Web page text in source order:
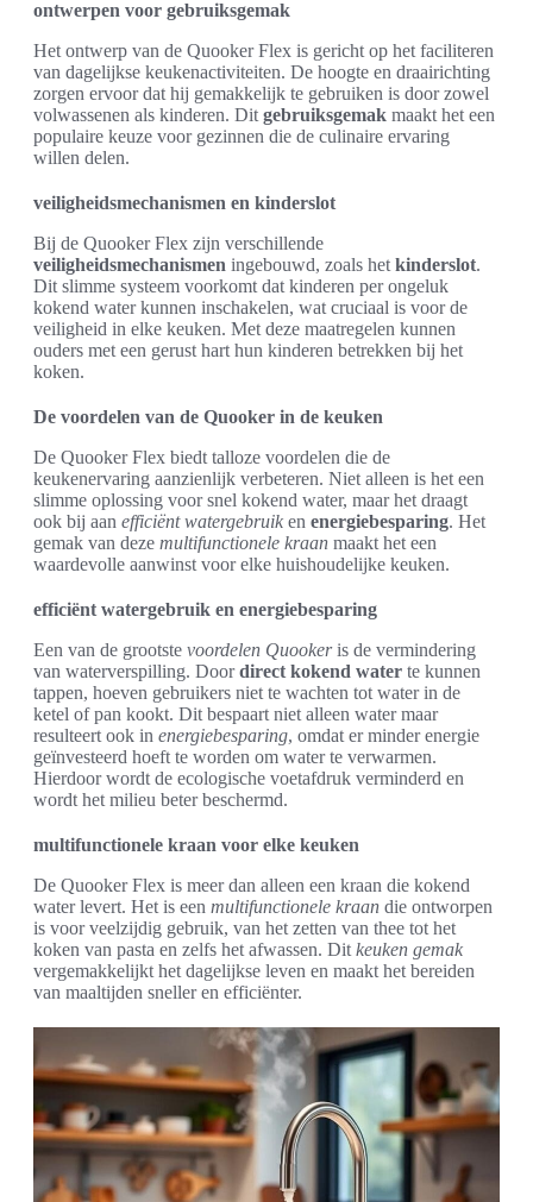
ontwerpen voor gebruiksgemak
Het ontwerp van de Quooker Flex is gericht op het faciliteren
van dagelijkse keukenactiviteiten. De hoogte en draairichting
zorgen ervoor dat hij gemakkelijk te gebruiken is door zowel
volwassenen als kinderen. Dit gebruiksgemak maakt het een
populaire keuze voor gezinnen die de culinaire ervaring
willen delen.
veiligheidsmechanismen en kinderslot
Bij de Quooker Flex zijn verschillende
veiligheidsmechanismen ingebouwd, zoals het kinderslot.
Dit slimme systeem voorkomt dat kinderen per ongeluk
kokend water kunnen inschakelen, wat cruciaal is voor de
veiligheid in elke keuken. Met deze maatregelen kunnen
ouders met een gerust hart hun kinderen betrekken bij het
koken.
De voordelen van de Quooker in de keuken
De Quooker Flex biedt talloze voordelen die de
keukenervaring aanzienlijk verbeteren. Niet alleen is het een
slimme oplossing voor snel kokend water, maar het draagt
ook bij aan efficiënt watergebruik en energiebesparing. Het
gemak van deze multifunctionele kraan maakt het een
waardevolle aanwinst voor elke huishoudelijke keuken.
efficiënt watergebruik en energiebesparing
Een van de grootste voordelen Quookeris de vermindering
van waterverspilling. Doordirect kokend water te kunnen
tappen, hoeven gebruikers niet te wachten tot water in de
ketel of pan kookt. Dit bespaart niet alleen water maar
resulteert ook in energiebesparing, omdat er minder energie
geïnvesteerd hoeft te worden om water te verwarmen.
Hierdoor wordt de ecologische voetafdruk verminderd en
wordt het milieu beter beschermd.
multifunctionele kraan voor elke keuken
De Quooker Flex is meer dan alleen een kraan die kokend
water levert. Het is een multifunctionele kraan die ontworpen
is voor veelzijdig gebruik, van het zetten van thee tot het
koken van pasta en zelfs het afwassen. Dit keuken gemak
vergemakkelijkt het dagelijkse leven en maakt het bereiden
van maaltijden sneller en efficiënter.